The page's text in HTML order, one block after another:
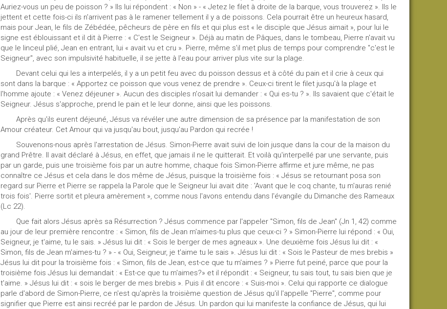
Auriez-vous un peu de poisson ? » Ils lui répondent : « Non » - « Jetez le filet à droite de la barque, vous trouverez ». Ils le
jettent et cette fois-ci ils n'arrivent pas à le ramener tellement il y a de poissons. Cela pourrait être un heureux hasard,
mais pour Jean, le fils de Zébédée, pêcheurs de père en fils et qui plus est « le disciple que Jésus aimait », pour lui le
signe est éblouissant et il dit à Pierre : « C'est le Seigneur ». Déjà au matin de Pâques, dans le tombeau, Pierre n'avait vu
que le linceul plié, Jean en entrant, lui « avait vu et cru ». Pierre, même s'il met plus de temps pour comprendre "c'est le
Seigneur", avec son impulsivité habituelle, il se jette à l'eau pour arriver plus vite sur la plage.
Devant celui qui les a interpelés, il y a un petit feu avec du poisson dessus et à côté du pain et il crie à ceux qui
sont dans la barque : « Apportez ce poisson que vous venez de prendre ». Ceux-ci tirent le filet jusqu'à la plage et
l'homme ajoute : « Venez déjeuner ». Aucun des disciples n'osait lui demander : « Qui es-tu ? ». Ils savaient que c'était le
Seigneur. Jésus s'approche, prend le pain et le leur donne, ainsi que les poissons.
Après qu'ils eurent déjeuné, Jésus va révéler une autre dimension de sa présence par la manifestation de son
Amour créateur. Cet Amour qui va jusqu'au bout, jusqu'au Pardon qui recrée !
Souvenons-nous après l'arrestation de Jésus. Simon-Pierre avait suivi de loin jusque dans la cour de la maison du
grand Prêtre. Il avait déclaré à Jésus, en effet, que jamais il ne le quitterait. Et voilà qu'interpellé par une servante, puis
par un garde, puis une troisième fois par un autre homme, chaque fois Simon-Pierre affirme et jure même, ne pas
connaître ce Jésus et cela dans le dos même de Jésus, puisque la troisième fois : « Jésus se retournant posa son
regard sur Pierre et Pierre se rappela la Parole que le Seigneur lui avait dite : 'Avant que le coq chante, tu m'auras renié
trois fois'. Pierre sortit et pleura amèrement », comme nous l'avons entendu dans l'évangile du Dimanche des Rameaux
(Lc 22).
Que fait alors Jésus après sa Résurrection ? Jésus commence par l'appeler "Simon, fils de Jean" (Jn 1, 42) comme
au jour de leur première rencontre : « Simon, fils de Jean m'aimes-tu plus que ceux-ci ? » Simon-Pierre lui répond : « Oui,
Seigneur, je t'aime, tu le sais. » Jésus lui dit : « Sois le berger de mes agneaux ». Une deuxième fois Jésus lui dit : «
Simon, fils de Jean m'aimes-tu ? » - « Oui, Seigneur, je t'aime tu le sais ». Jésus lui dit : « Sois le Pasteur de mes brebis »
Jésus lui dit pour la troisième fois : « Simon, fils de Jean, est-ce que tu m'aimes ? » Pierre fut peiné, parce que pour la
troisième fois Jésus lui demandait : « Est-ce que tu m'aimes?» et il répondit : « Seigneur, tu sais tout, tu sais bien que je
t'aime. » Jésus lui dit : « sois le berger de mes brebis ». Puis il dit encore : « Suis-moi ». Celui qui rapporte ce dialogue
parle d'abord de Simon-Pierre, ce n'est qu'après la troisième question de Jésus qu'il l'appelle "Pierre", comme pour
signifier que Pierre est ainsi recréé par le pardon de Jésus. Un pardon qui lui manifeste la confiance de Jésus, qui lui